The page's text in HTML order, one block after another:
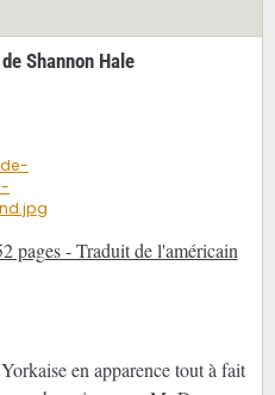
Shannon Hale
pages - Traduit de l'américain
en apparence tout à fait